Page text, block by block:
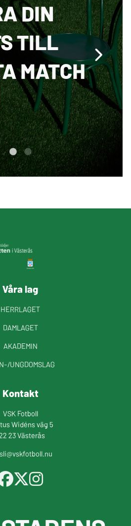
DIN
TILL
MATCH
Våra lag
HERRLAGET
DAMLAGET
AKADEMIN
UNGDOMSLAG
Kontakt
VSK Fotboll
Widéns väg 5
23 Västerås